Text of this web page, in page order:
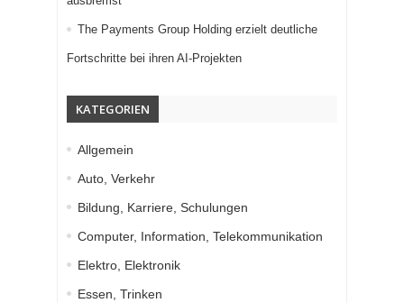
The Payments Group Holding erzielt deutliche
Fortschritte bei ihren AI-Projekten
KATEGORIEN
Allgemein
Auto, Verkehr
Bildung, Karriere, Schulungen
Computer, Information, Telekommunikation
Elektro, Elektronik
Essen, Trinken